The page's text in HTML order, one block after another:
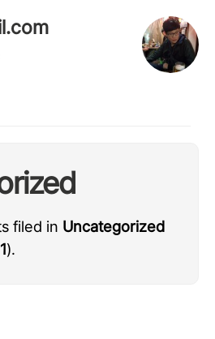
filed in Uncategorized
1).